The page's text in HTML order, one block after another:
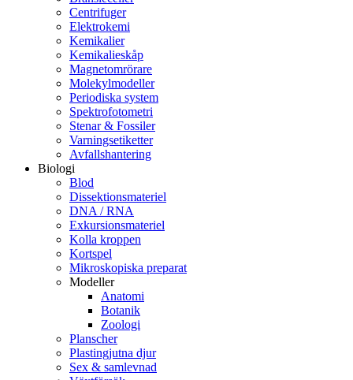
Centrifuger
Elektrokemi
Kemikalier
Kemikalieskåp
Magnetomrörare
Molekylmodeller
Periodiska system
Spektrofotometri
Stenar & Fossiler
Varningsetiketter
Avfallshantering
Biologi
Blod
Dissektionsmateriel
DNA / RNA
Exkursionsmateriel
Kolla kroppen
Kortspel
Mikroskopiska preparat
Modeller
Anatomi
Botanik
Zoologi
Planscher
Plastingjutna djur
Sex & samlevnad